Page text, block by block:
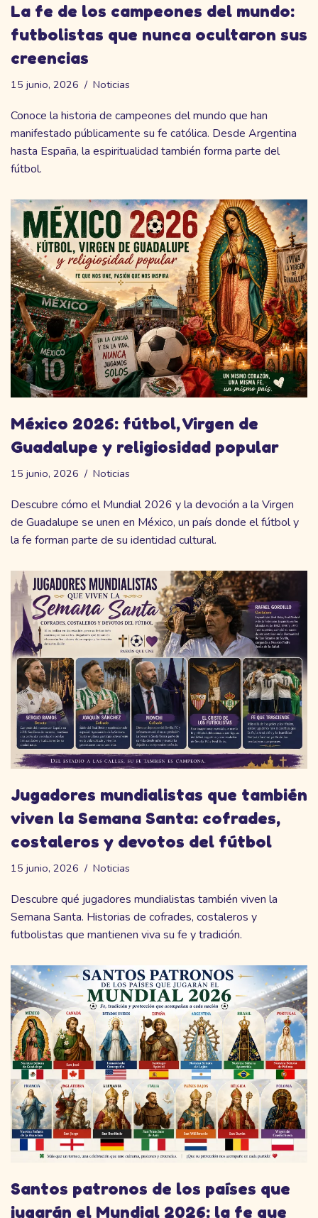
La fe de los campeones del mundo:
futbolistas que nunca ocultaron sus
creencias
15 junio, 2026 Noticias
Conoce la historia de campeones del mundo que han
manifestado públicamente su fe católica. Desde Argentina
hasta España, la espiritualidad también forma parte del
fútbol.
México 2026: fútbol, Virgen de
Guadalupe y religiosidad popular
15 junio, 2026 Noticias
Descubre cómo el Mundial 2026 y la devoción a la Virgen
de Guadalupe se unen en México, un país donde el fútbol y
la fe forman parte de su identidad cultural.
Jugadores mundialistas que también
viven la Semana Santa: cofrades,
costaleros y devotos del fútbol
15 junio, 2026 Noticias
Descubre qué jugadores mundialistas también viven la
Semana Santa. Historias de cofrades, costaleros y
futbolistas que mantienen viva su fe y tradición.
Santos patronos de los países que
jugarán el Mundial 2026: la fe que